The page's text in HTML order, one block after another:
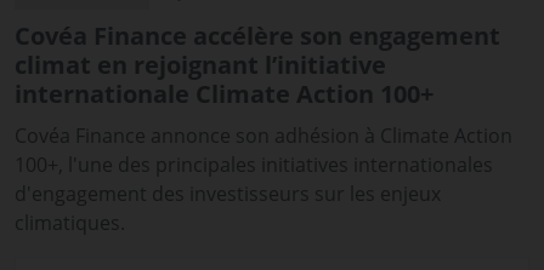
Covéa Finance accélère son engagement
climat en rejoignant l’initiative
internationale Climate Action 100+
Covéa Finance annonce son adhésion à Climate Action
100+, l'une des principales initiatives internationales
d'engagement des investisseurs sur les enjeux
climatiques.